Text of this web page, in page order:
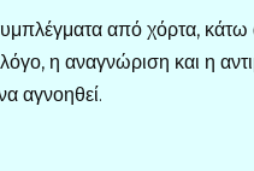
από χόρτα,
η αναγνώριση και η
αγνοηθεί.